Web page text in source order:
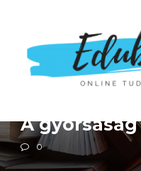
Négyéves gimnázium 1-4 és
A
0